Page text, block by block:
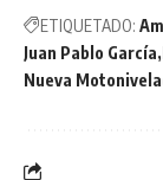
ETIQUETADO:
Juan Pablo García
Nueva